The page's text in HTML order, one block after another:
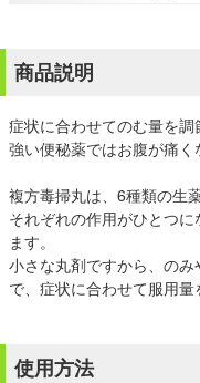
商品説明
症状に合わせてのむ量を
強い便秘薬ではお腹が痛く
複方毒掃丸は、6種類の生
それぞれの作用がひとつ
ます。
小さな丸剤ですから、の
で、症状に合わせて服用量
使用方法